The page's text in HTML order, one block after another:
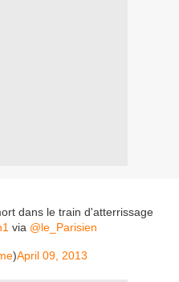
dans le train d'atterrissage
via @le_Parisien
)April 09, 2013